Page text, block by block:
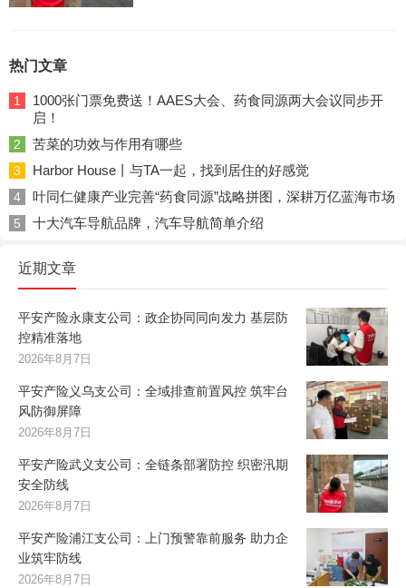
热门文章
1
1000张门票免费送！AAES大会、药食同源两大会议同步开
启！
2 苦菜的功效与作用有哪些
3 Harbor House丨与TA一起，找到居住的好感觉
4 叶同仁健康产业完善“药食同源”战略拼图，深耕万亿蓝海市场
5 十大汽车导航品牌，汽车导航简单介绍
近期文章
平安产险永康支公司：政企协同同向发力 基层防
控精准落地
2026年8月7日
平安产险义乌支公司：全域排查前置风控 筑牢台
风防御屏障
2026年8月7日
平安产险武义支公司：全链条部署防控 织密汛期
安全防线
2026年8月7日
平安产险浦江支公司：上门预警靠前服务 助力企
业筑牢防线
2026年8月7日